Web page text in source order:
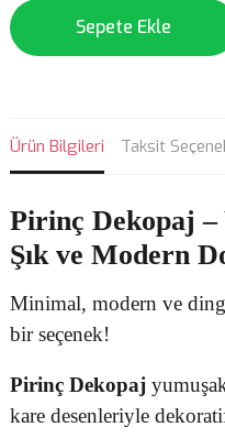
Sepete Ekle
Ürün Bilgileri Taksit
Pirinç Dekopaj–
Şık ve Modern
Minimal, modern ve
bir seçenek!
Pirinç Dekopaj
kare desenleriyle